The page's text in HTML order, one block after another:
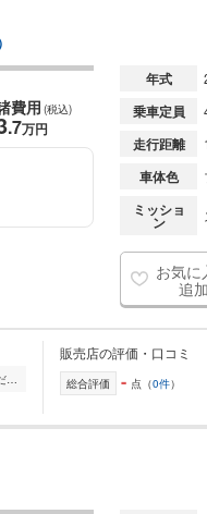
費用 (税込)
.7万円
年式
乗車定員
走行距離
車体色
ミッショ
ン
お気に
追加
カーレポ水戸店は、県内のお客様はもちろん、遠方のお客様でも安心してご購入をいただけるお店作りを心がけています。 日本全国販売対応!お気軽にご相談ください! お買...
販売店の評価・口コミ
総合評価 - 点（0件）